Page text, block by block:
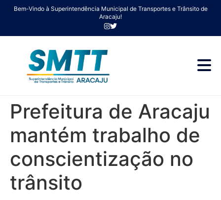
Bem-Vindo à Superintendência Municipal de Transportes e Trânsito de
Aracaju!
Prefeitura de Aracaju
mantém trabalho de
conscientização no
trânsito